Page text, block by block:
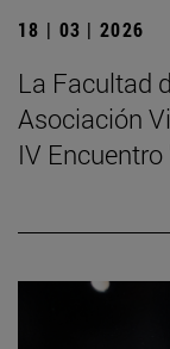
18 | 03 | 2026
La Facultad
Asociación
IV